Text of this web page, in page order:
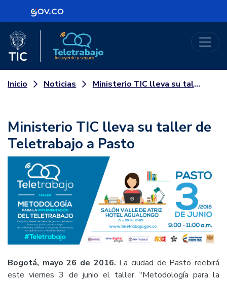
Logo Gobierno de Colombia
Logo del Ministerio TIC
Inicio Noticias Ministerio TIC lleva su taller de Teletrabajo a Pasto
Ministerio TIC lleva su taller de
Teletrabajo a Pasto
Bogotá, mayo 26 de 2016. La ciudad de Pasto recibirá
este viernes 3 de junio el taller "Metodología para la